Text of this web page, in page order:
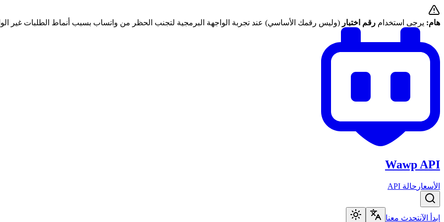
هام: يرجى استخدام رقم اختبار (وليس رقمك الأساسي) عند تجربة الواجهة البرمجية لتجنب الحظر من واتساب بسبب أنماط الطلبات غير
Wawp API
الأسعار حالة API
ابدأ الآنتحدث معنا